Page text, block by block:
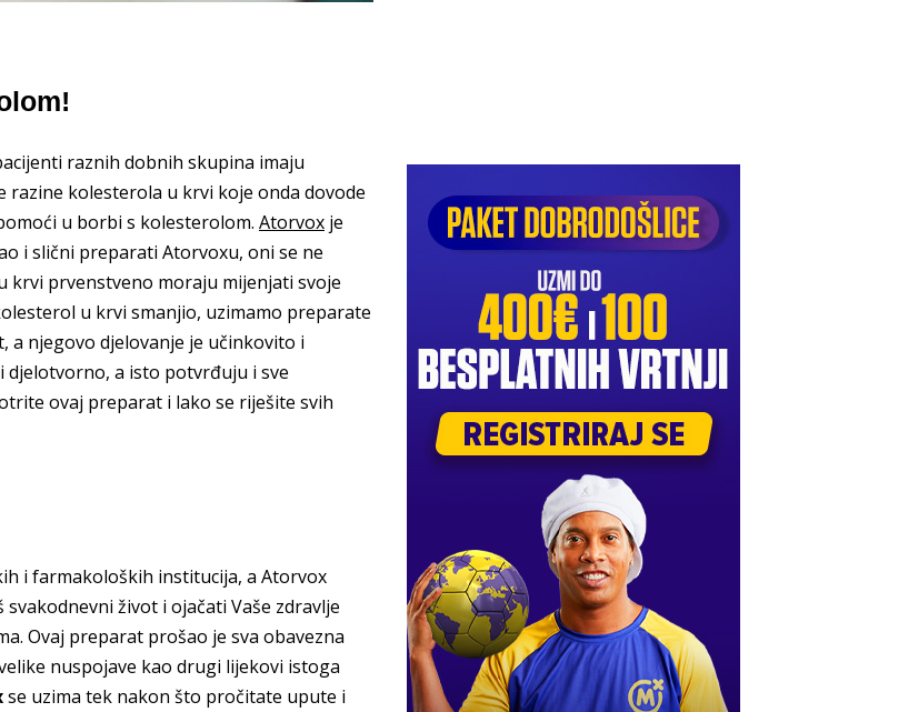
raznih dobnih skupina imaju
razine kolesterola u krvi koje onda dovode
u borbi s kolesterolom. Atorvox je
i slični preparati Atorvoxu, oni se ne
krvi prvenstveno moraju mijenjati svoje
u krvi smanjio, uzimamo preparate
a njegovo djelovanje je učinkovito i
djelotvorno, a isto potvrđuju i sve
ovaj preparat i lako se riješite svih
i farmakoloških institucija, a Atorvox
život i ojačati Vaše zdravlje
Ovaj preparat prošao je sva obavezna
nuspojave kao drugi lijekovi istoga
se uzima tek nakon što pročitate upute i